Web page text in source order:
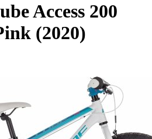
Access 200
(2020)